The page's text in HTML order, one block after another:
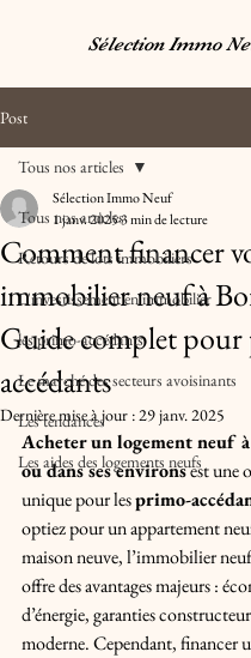
Sélection Immo
Post
Tous nos articles
Retours de lots immobiliers
L'investissement en immobilier
les primo-accédants
Le marché des secteurs avoisinants
Les tendances
Les aides des logements neufs
Tous nos articles
Comment financer
immobilier neuf à
Guide complet
accédants
Sélection Immo Neuf
1 janv. 20253 min de lecture
Dernière mise à jour :29 janv. 2025
Acheter un logement neuf
ou dans ses environs est une
unique pour les primo-
optiez pour un appartement
maison neuve, l’immobilier
offre des avantages majeurs :
d’énergie, garanties
moderne. Cependant, financer